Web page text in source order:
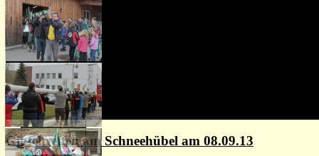
Gipfeltreffen am Schneehübel am 08.09.13